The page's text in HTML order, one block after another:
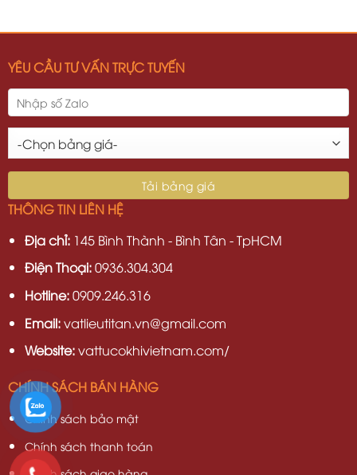
YÊU CẦU TƯ VẤN TRỰC TUYẾN
THÔNG TIN LIÊN HỆ
Địa chỉ:145 Bình Thành - Bình Tân - TpHCM
Điện Thoại:0936.304.304
Hotline:0909.246.316
Email:vatlieutitan.vn@gmail.com
Website:vattucokhivietnam.com/
CHÍNH SÁCH BÁN HÀNG
Chính sách bảo mật
Chính sách thanh toán